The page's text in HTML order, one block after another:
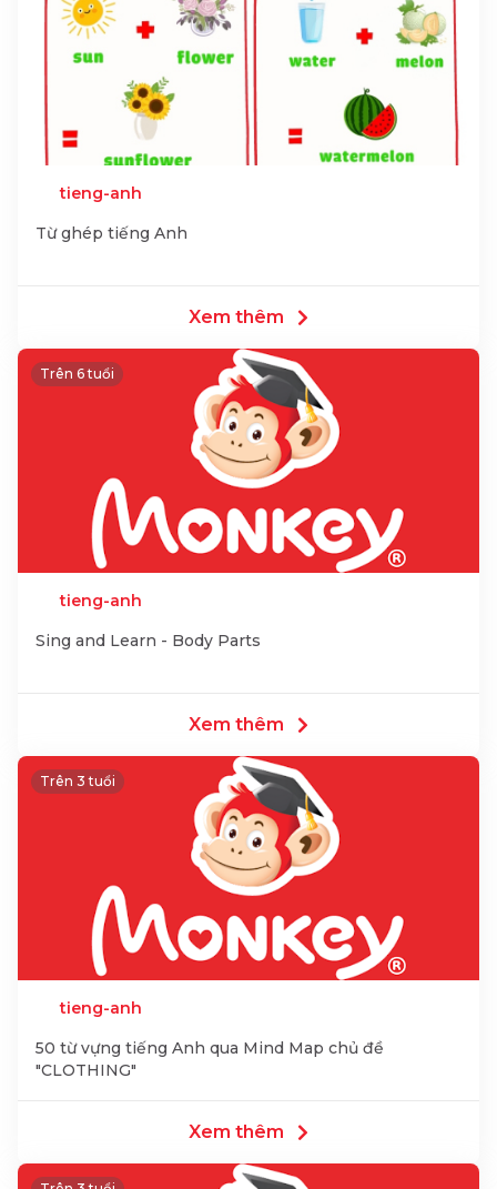
tieng-anh
Từ ghép tiếng Anh
Xem thêm
Trên 6 tuổi
tieng-anh
Sing and Learn - Body Parts
Xem thêm
Trên 3 tuổi
tieng-anh
50 từ vựng tiếng Anh qua Mind Map chủ đề
"CLOTHING"
Xem thêm